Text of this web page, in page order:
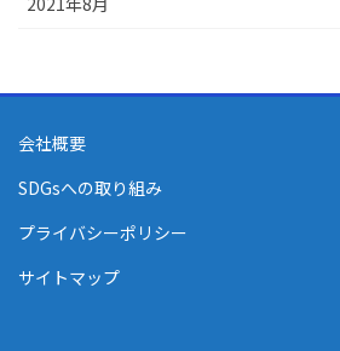
会社概要
SDGsへの取り組み
プライバシーポリシー
サイトマップ